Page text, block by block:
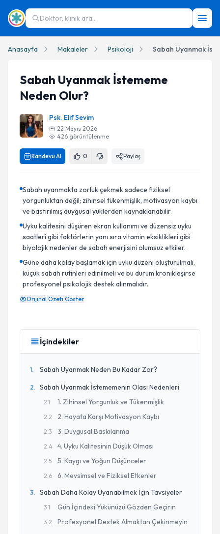
Doktor, klinik ara...
Anasayfa Makaleler Psikoloji Sabah Uyanmak
Sabah Uyanmak İstememe
Neden Olur?
Psk. Elif Sevim
22 Mayıs 2026
426 görüntülenme
Randevu Al 0 Paylaş
Sabah uyanmakta zorluk çekmek sadece fiziksel
yorgunluktan değil; zihinsel tükenmişlik, motivasyon kaybı
ve bastırılmış duygusal yüklerden kaynaklanabilir.
Uyku kalitesini düşüren ekran kullanımı ve düzensiz uyku
saatleri gibi faktörlerin yanı sıra vitamin eksiklikleri gibi
biyolojik nedenler de sabah enerjisini olumsuz etkiler.
Güne daha kolay başlamak için uyku düzeni oluşturulmalı,
küçük sabah rutinleri edinilmeli ve bu durum kronikleşirse
profesyonel psikolojik destek alınmalıdır.
Orijinal Özeti Göster
İçindekiler
1. Sabah Uyanmak Neden Bu Kadar Zor?
2. Sabah Uyanmak İstememenin Olası Nedenleri
2.1 1. Zihinsel Yorgunluk ve Tükenmişlik
2.2 2. Hayata Karşı Motivasyon Kaybı
2.3 3. Duygusal Baskılanma
2.4 4. Uyku Kalitesinin Düşük Olması
2.5 5. Kaygı ve Yoğun Düşünceler
2.6 6. Mevsimsel ve Fiziksel Etkenler
3. Sabah Daha Kolay Uyanabilmek İçin Tavsiyeler
3.1 Gün İçindeki Yükünüzü Gözden Geçirin
3.2 Profesyonel Destek Almaktan Çekinmeyin